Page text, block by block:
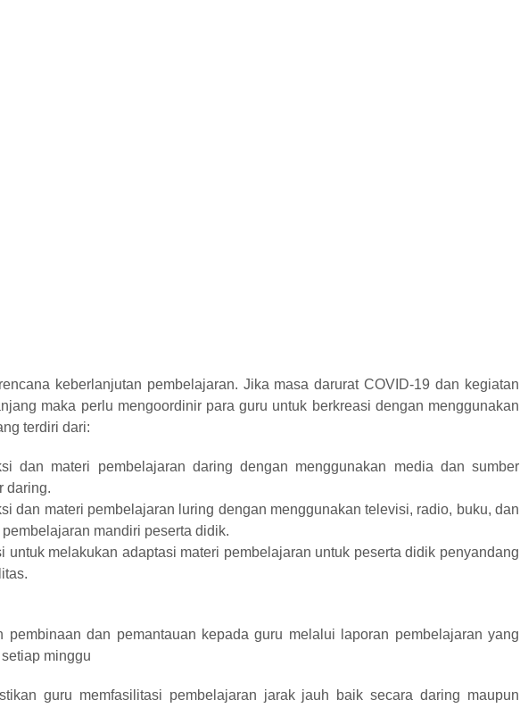
keberlanjutan pembelajaran. Jika masa darurat COVID-19 dan kegiatan
maka perlu mengoordinir para guru untuk berkreasi dengan menggunakan
terdiri dari:
dan materi pembelajaran daring dengan menggunakan media dan sumber
daring.
dan materi pembelajaran luring dengan menggunakan televisi, radio, buku, dan
pembelajaran mandiri peserta didik.
untuk melakukan adaptasi materi pembelajaran untuk peserta didik penyandang
pembinaan dan pemantauan kepada guru melalui laporan pembelajaran yang
minggu
guru memfasilitasi pembelajaran jarak jauh baik secara daring maupun